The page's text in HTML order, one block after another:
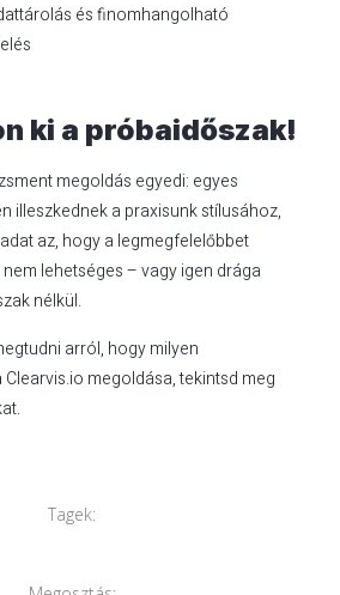
és finomhangolható
ki a próbaidőszak!
megoldás egyedi: egyes
illeszkednek a praxisunk stílusához,
az, hogy a legmegfelelőbbet
lehetséges – vagy igen drága
nélkül.
arról, hogy milyen
megoldása, tekintsd meg
Tagek: